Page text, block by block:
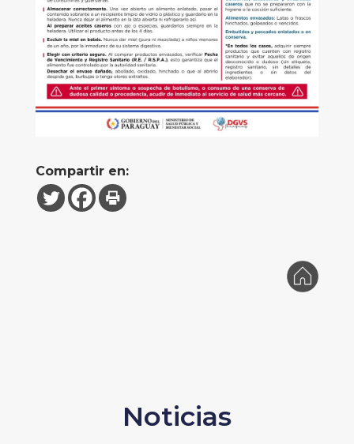
Compartir en:
Noticias